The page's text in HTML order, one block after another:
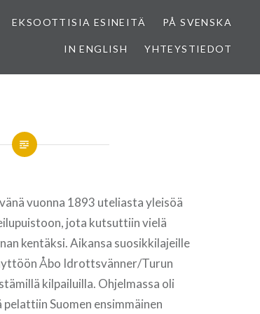
EKSOOTTISIA ESINEITÄ PÅ SVENSKA
IN ENGLISH YHTEYSTIEDOT
vuonna 1893 uteliasta yleisöä
jota kutsuttiin vielä
kentäksi. Aikansa suosikkilajeille
Åbo Idrottsvänner/Turun
kilpailuilla. Ohjelmassa oli
Suomen ensimmäinen